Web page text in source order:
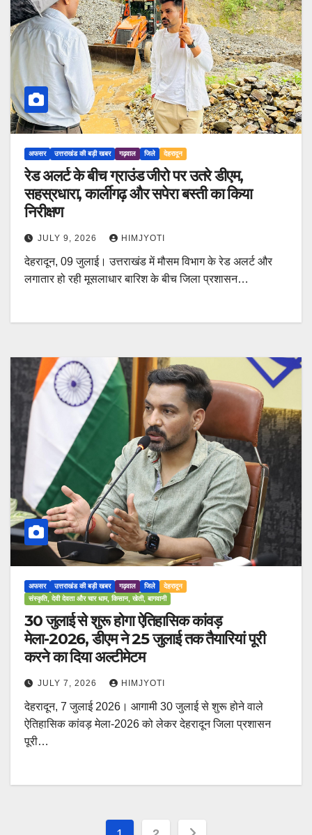
अफसर उत्तराखंड की बड़ी खबर गढ़वाल जिले देहरादून
रेड अलर्ट के बीच ग्राउंड जीरो पर उतरे डीएम,
सहस्रधारा, कार्लीगढ़ और सपेरा बस्ती का किया
निरीक्षण
JULY 9, 2026 HIMJYOTI
देहरादून, 09 जुलाई। उत्तराखंड में मौसम विभाग के रेड अलर्ट और
लगातार हो रही मूसलाधार बारिश के बीच जिला प्रशासन…
अफसर उत्तराखंड की बड़ी खबर गढ़वाल जिले
देहरादून
संस्कृति, देवी देवता और चार धाम, किसान, खेती, बागवानी
30 जुलाई से शुरू होगा ऐतिहासिक कांवड़
मेला-2026, डीएम ने 25 जुलाई तक तैयारियां पूरी
करने का दिया अल्टीमेटम
JULY 7, 2026 HIMJYOTI
देहरादून, 7 जुलाई 2026। आगामी 30 जुलाई से शुरू होने वाले
ऐतिहासिक कांवड़ मेला-2026 को लेकर देहरादून जिला प्रशासन
पूरी…